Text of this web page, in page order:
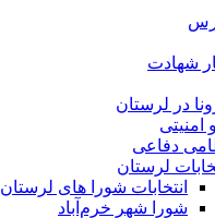
شهادت
در لرستان
دفاعی
لرستان
انتخابات شورا های لرستان
شورا شهر خرم‌آباد